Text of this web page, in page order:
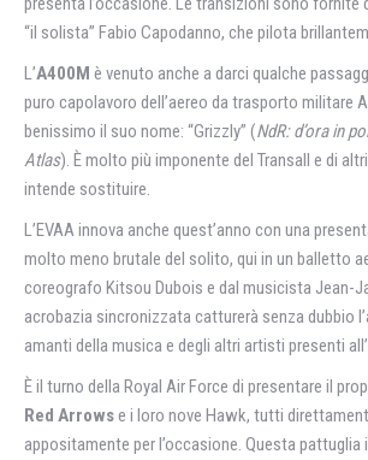
“il solista” Fabio Capodanno, che pilota
L’A400M è venuto anche a darci qualche
puro capolavoro dell’aereo da trasporto militare
benissimo il suo nome: “Grizzly” (NdR: d’ora in
Atlas). È molto più imponente del Transall e di
intende sostituire.
L’EVAA innova anche quest’anno con una
molto meno brutale del solito, qui in un balletto
coreografo Kitsou Dubois e dal musicista Jean-
acrobazia sincronizzata catturerà senza dubbio
amanti della musica e degli altri artisti presenti
È il turno della Royal Air Force di presentare il
Red Arrowse i loro nove Hawk, tutti
appositamente per l’occasione. Questa